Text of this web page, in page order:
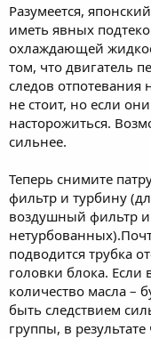
Разумеется,
иметь явных
охлаждающей
том, что двигатель
следов отпотевания
не стоит, но если
насторожиться.
сильнее.
Теперь снимите
фильтр и турбину
воздушный фильтр и
подводится трубка
головки блока. Если
количество масла –
быть следствием
группы, в